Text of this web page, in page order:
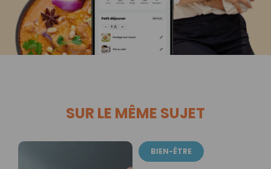
SUR LE MÊME SUJET
BIEN-ÊTRE